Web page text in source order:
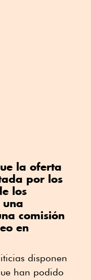
la oferta
por los
los
una
comisión
en
disponen
han podido